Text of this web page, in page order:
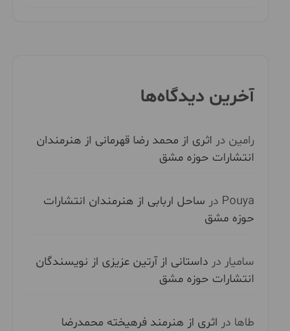
آخرین دیدگاه‌ها
رامین در اثری از محمد رضا قهرمانی از هنرمندان
انتشارات حوزه مشق
Pouya در ساحل اربابی از هنرمندان انتشارات
حوزه مشق
سامیار در داستانی از آرتین عزیزی از نویسندگان
انتشارات حوزه مشق
طاها در اثری از هنرمند فرهیخته محمدرضا